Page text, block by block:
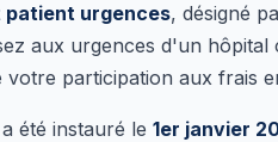
urgences, désigné
aux urgences d'un hôpital
votre participation aux frais
été instauré le 1er janvier